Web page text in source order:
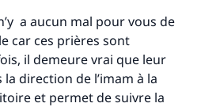
a aucun mal pour vous de
car ces prières sont
il demeure vrai que leur
direction de l’imam à la
et permet de suivre la